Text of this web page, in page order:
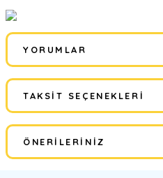
YORUMLAR
Bu ürüne ilk
Yorum
TAKSIT SEÇENEKLERI
ÖNERILERINIZ